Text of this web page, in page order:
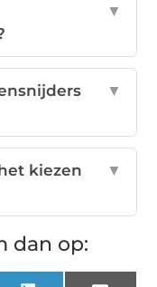
▼
▼
kiezen
▼
dan op: